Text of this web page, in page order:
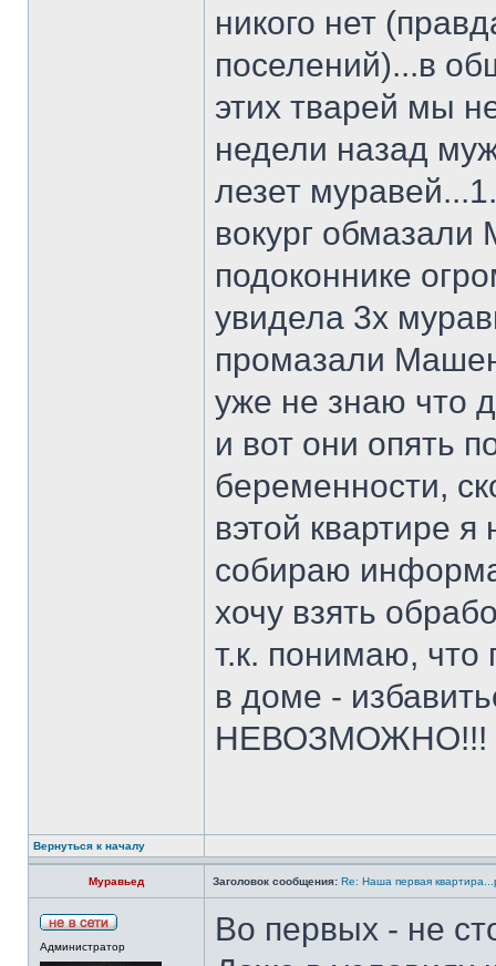
никого нет
поселений)...в
этих тварей мы
недели назад
лезет
вокург
подоконнике
увидела 3х
промазали
уже не знаю что
и вот они опять
беременности,
вэтой квартире
собираю
хочу взять
т.к. понимаю, что
в доме -
НЕВОЗМОЖНО!!!
Вернуться к началу
Муравьед Заголовок сообщения: Re: Наша первая
Администратор
Во первых - не